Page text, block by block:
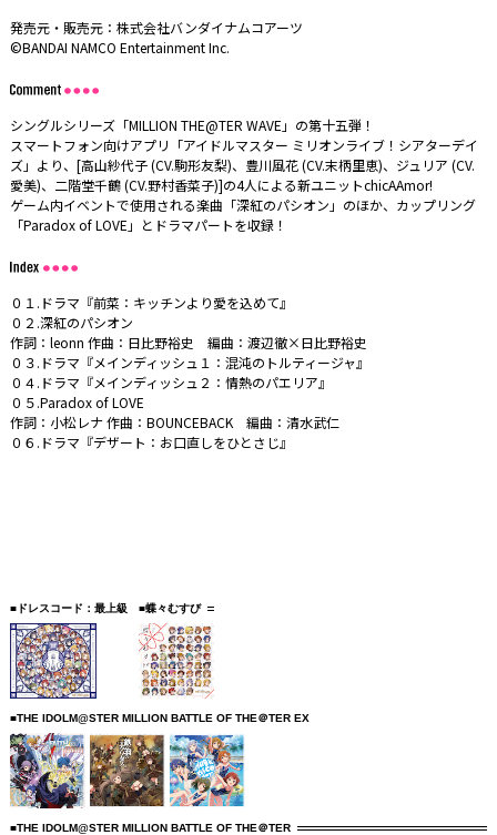
発売元・販売元：株式会社バンダイナムコアーツ
©BANDAI NAMCO Entertainment Inc.
シングルシリーズ「MILLION THE@TER WAVE」の第十五弾！
スマートフォン向けアプリ「アイドルマスター ミリオンライブ！シアターデイ
ズ」より、[高山紗代子 (CV.駒形友梨)、豊川風花 (CV.末柄里恵)、ジュリア (CV.
愛美)、二階堂千鶴 (CV.野村香菜子)]の4人による新ユニットchicAAmor!
ゲーム内イベントで使用される楽曲「深紅のパシオン」のほか、カップリング
「Paradox of LOVE」とドラマパートを収録！
０１.ドラマ『前菜：キッチンより愛を込めて』
０２.深紅のパシオン
作詞：leonn 作曲：日比野裕史 編曲：渡辺徹×日比野裕史
０３.ドラマ『メインディッシュ１：混沌のトルティージャ』
０４.ドラマ『メインディッシュ２：情熱のパエリア』
０５.Paradox of LOVE
作詞：小松レナ 作曲：BOUNCEBACK 編曲：清水武仁
０６.ドラマ『デザート：お口直しをひとさじ』
■ドレスコード：最上級 ■蝶々むすび
■THE IDOLM@STER MILLION BATTLE OF THE＠TER EX
■THE IDOLM@STER MILLION BATTLE OF THE＠TER